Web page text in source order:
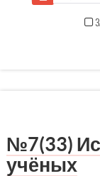
№7(33)
учёных